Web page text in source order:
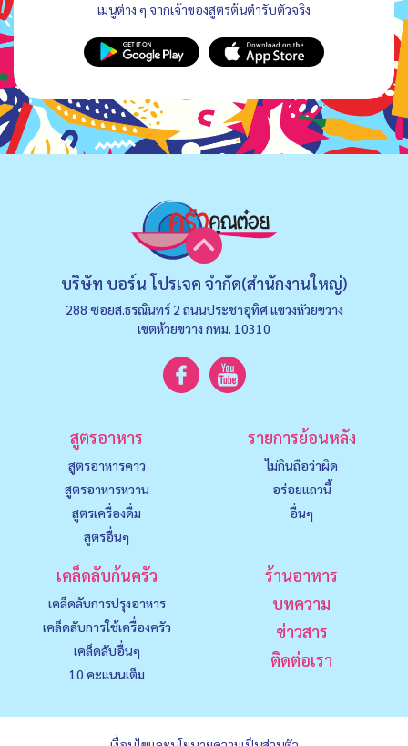
เมนูต่าง ๆ จากเจ้าของสูตรต้นตำรับตัวจริง
บริษัท บอร์น โปรเจค จำกัด(สำนักงานใหญ่)
288 ซอยส.ธรณินทร์ 2 ถนนประชาอุทิศ แขวงหัวยขวาง
เขตห้วยขวาง กทม. 10310
สูตรอาหาร
สูตรอาหารคาว
สูตรอาหารหวาน
สูตรเครื่องดื่ม
สูตรอื่นๆ
รายการย้อนหลัง
ไม่กินถือว่าผิด
อร่อยแถวนี้
อื่นๆ
เคล็ดลับก้นครัว
เคล็ดลับการปรุงอาหาร
เคล็ดลับการใช้เครื่องครัว
เคล็ดลับอื่นๆ
10 คะแนนเต็ม
ร้านอาหาร
บทความ
ข่าวสาร
ติดต่อเรา